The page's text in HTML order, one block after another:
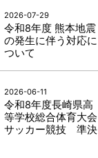
2026-07-29
令和8年度 熊本地震
の発生に伴う対応に
ついて
2026-06-11
令和8年度長崎県高
等学校総合体育大会
サッカー競技 準決